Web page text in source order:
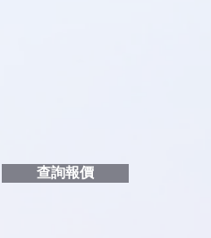
查詢報價